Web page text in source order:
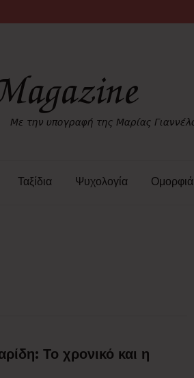
Ταξίδια Ψυχολογία Ομορφιά
Το χρονικό και η